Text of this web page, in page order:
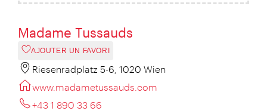
Madame Tussauds
AJOUTER UN FAVORI
Riesenradplatz 5-6, 1020 Wien
www.madametussauds.com
+43 1 890 33 66